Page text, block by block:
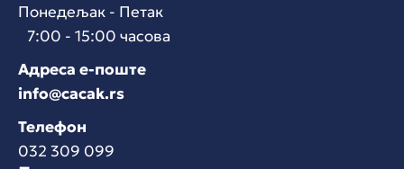
Понедељак - Петак
7:00 - 15:00 часова
Адреса е-поште
info@cacak.rs
Телефон
032 309 099